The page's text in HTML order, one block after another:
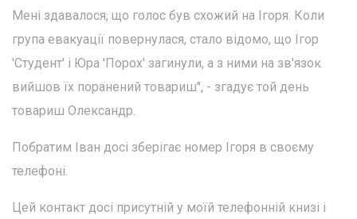
Мені здавалося, що голос був схожий на Ігоря. Коли
група евакуації повернулася, стало відомо, що Ігор
'Студент' і Юра 'Порох' загинули, а з ними на зв'язок
вийшов їх поранений товариш", - згадує той день
товариш Олександр.
Побратим Іван досі зберігає номер Ігоря в своєму
телефоні.
Цей контакт досі присутній у моїй телефонній книзі і